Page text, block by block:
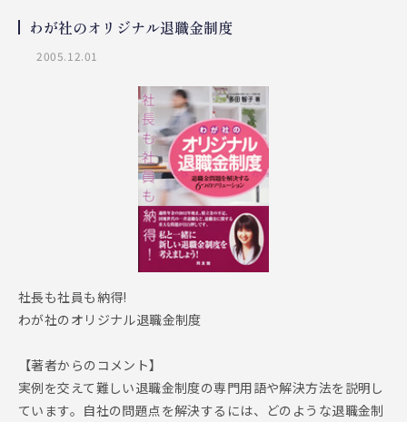
わが社のオリジナル退職金制度
2005.12.01
社長も社員も納得!
わが社のオリジナル退職金制度
【著者からのコメント】
実例を交えて難しい退職金制度の専門用語や解決方法を説明し
ています。自社の問題点を解決するには、どのような退職金制